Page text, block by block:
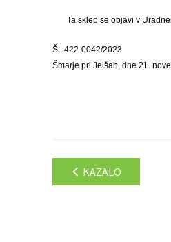
Ta sklep se objavi v
Št. 422-0042/2023
Šmarje pri Jelšah, dne 21.
KAZALO